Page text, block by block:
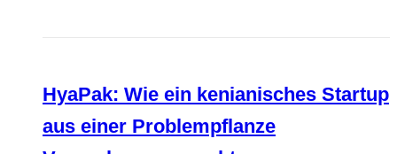
HyaPak: Wie ein kenianisches Startup
aus einer Problempflanze